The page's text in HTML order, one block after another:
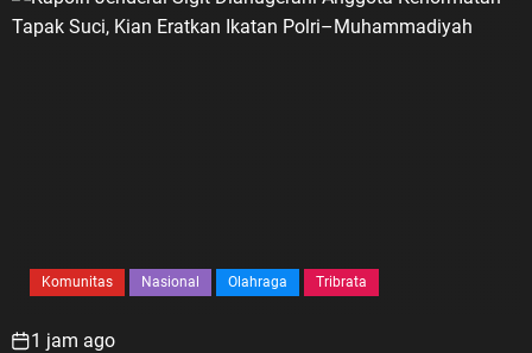
Komunitas Nasional Olahraga Tribrata
1 jam ago